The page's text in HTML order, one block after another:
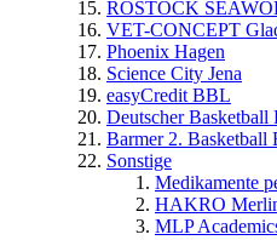
ROSTOCK
VET-CONCEPT
Phoenix Hagen
Science City Jena
easyCredit BBL
Deutscher Basketball
Barmer 2. Basketball
Sonstige
Medikamente
HAKRO
MLP